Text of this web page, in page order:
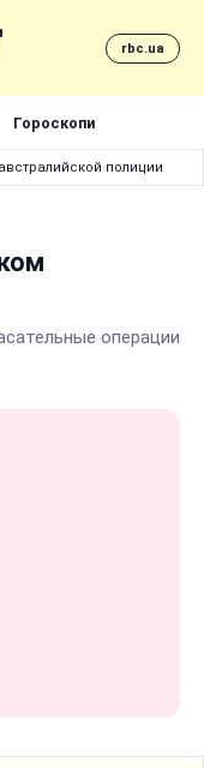
rbc.ua
Гороскопи
полиции
операции